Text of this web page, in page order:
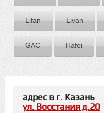
Lifan Livan
GAC Hafei
адрес в г. Казань
ул. Восстания д.20